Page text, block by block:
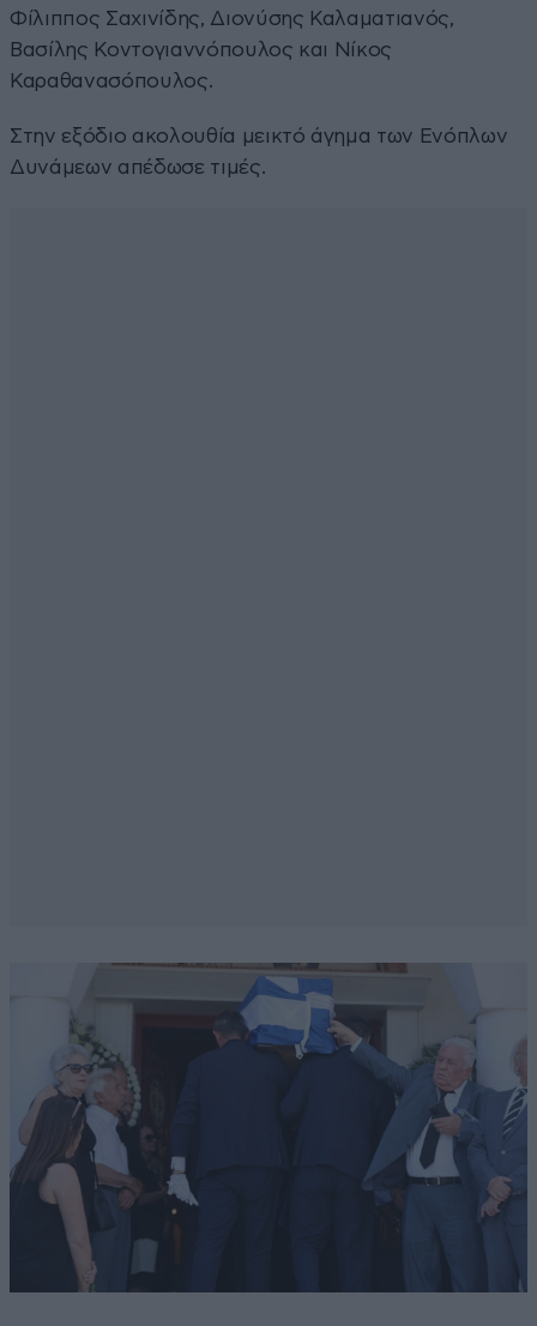
Φίλιππος Σαχινίδης, Διονύσης Καλαματιανός,
Βασίλης Κοντογιαννόπουλος και Νίκος
Καραθανασόπουλος.
Στην εξόδιο ακολουθία μεικτό άγημα των Ενόπλων
Δυνάμεων απέδωσε τιμές.